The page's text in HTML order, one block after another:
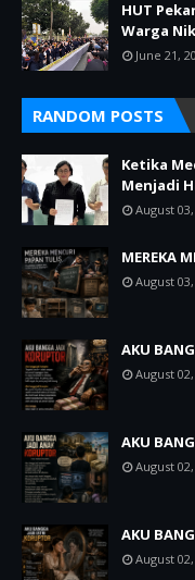
HUT
Warga
June 21,
RANDOM POSTS
Ketika
Menjadi
August
MEREKA
August
AKU
August
AKU
August
AKU
August